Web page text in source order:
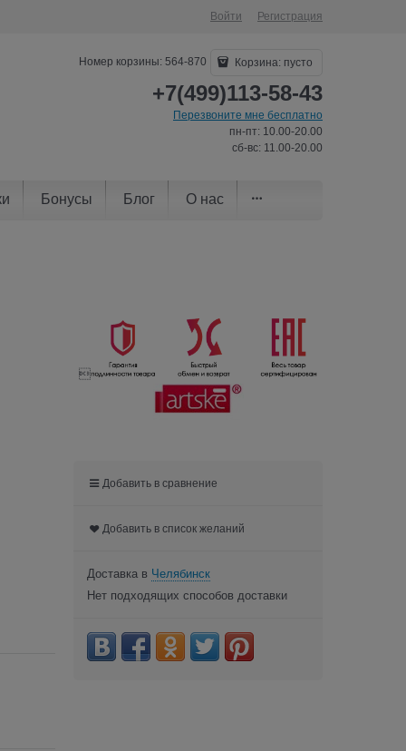
Войти Регистрация
Номер корзины: 564-870 Корзина: пусто
+7(499)113-58-43
Перезвоните мне бесплатно
пн-пт: 10.00-20.00
сб-вс: 11.00-20.00
Бонусы Блог О нас

Добавить в сравнение
Добавить в список желаний
Доставка в Челябинск
Нет подходящих способов доставки